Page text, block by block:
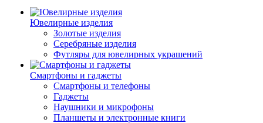
Ювелирные изделия
Золотые изделия
Серебряные изделия
Футляры для ювелирных украшений
Смартфоны и гаджеты
Смартфоны и телефоны
Гаджеты
Наушники и микрофоны
Планшеты и электронные книги